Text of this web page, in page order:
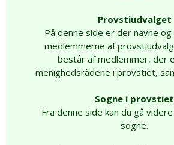
Provstiudvalget
På denne side er der navne
medlemmerne af
består af medlemmer, der
menighedsrådene i provstiet,
Sogne i provstiet
Fra denne side kan du gå
sogne.